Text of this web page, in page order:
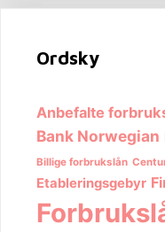
Ordsky
Anbefalte
Bank Norwegian
Billige forbrukslån
Etableringsgebyr